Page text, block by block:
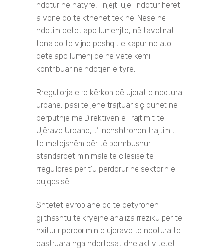
ndotur në natyrë, i njëjti ujë i ndotur herët
a vonë do të kthehet tek ne. Nëse ne
ndotim detet apo lumenjtë, në tavolinat
tona do të vijnë peshqit e kapur në ato
dete apo lumenj që ne vetë kemi
kontribuar në ndotjen e tyre.
Rregullorja e re kërkon që ujërat e ndotura
urbane, pasi të jenë trajtuar siç duhet në
përputhje me Direktivën e Trajtimit të
Ujërave Urbane, t’i nënshtrohen trajtimit
të mëtejshëm për të përmbushur
standardet minimale të cilësisë të
rregullores për t’u përdorur në sektorin e
bujqësisë.
Shtetet evropiane do të detyrohen
gjithashtu të kryejnë analiza rreziku për të
nxitur ripërdorimin e ujërave të ndotura të
pastruara nga ndërtesat dhe aktivitetet